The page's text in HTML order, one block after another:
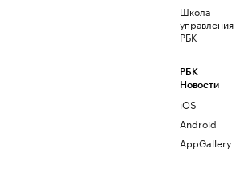
Школа
управления
РБК
РБК
Новости
iOS
Android
AppGallery